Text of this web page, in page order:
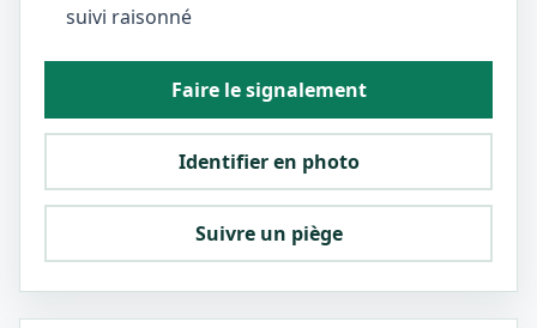
suivi raisonné
Faire le signalement
Identifier en photo
Suivre un piège